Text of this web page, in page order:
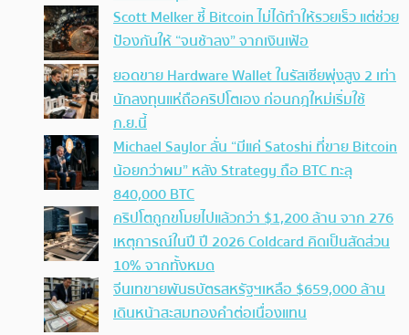
Scott Melker ชี้ Bitcoin ไม่ได้ทำให้รวยเร็ว แต่ช่วย
ป้องกันให้ “จนช้าลง” จากเงินเฟ้อ
ยอดขาย Hardware Wallet ในรัสเซียพุ่งสูง 2 เท่า
นักลงทุนแห่ถือคริปโตเอง ก่อนกฎใหม่เริ่มใช้
ก.ย.นี้
Michael Saylor ลั่น “มีแค่ Satoshi ที่ขาย Bitcoin
น้อยกว่าผม” หลัง Strategy ถือ BTC ทะลุ
840,000 BTC
คริปโตถูกขโมยไปแล้วกว่า $1,200 ล้าน จาก 276
เหตุการณ์ในปี ปี 2026 Coldcard คิดเป็นสัดส่วน
10% จากทั้งหมด
จีนเทขายพันธบัตรสหรัฐฯเหลือ $659,000 ล้าน
เดินหน้าสะสมทองคำต่อเนื่องแทน